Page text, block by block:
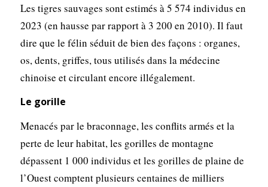
Les tigres sauvages sont estimés à 5 574 individus en
2023 (en hausse par rapport à 3 200 en 2010). Il faut
dire que le félin séduit de bien des façons : organes,
os, dents, griffes, tous utilisés dans la médecine
chinoise et circulant encore illégalement.
Le gorille
Menacés par le braconnage, les conflits armés et la
perte de leur habitat, les gorilles de montagne
dépassent 1 000 individus et les gorilles de plaine de
l’Ouest comptent plusieurs centaines de milliers